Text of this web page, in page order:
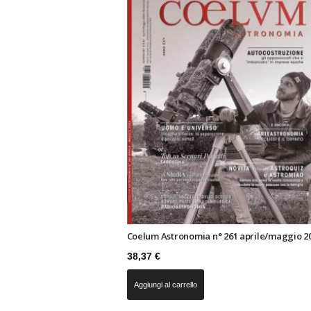
n
o
i
Coelum Astronomia n° 261 aprile/maggio
38,37 €
Aggiungi al carrello